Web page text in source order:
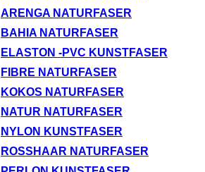
ARENGA NATURFASER
BAHIA NATURFASER
ELASTON -PVC KUNSTFASER
FIBRE NATURFASER
KOKOS NATURFASER
NATUR NATURFASER
NYLON KUNSTFASER
ROSSHAAR NATURFASER